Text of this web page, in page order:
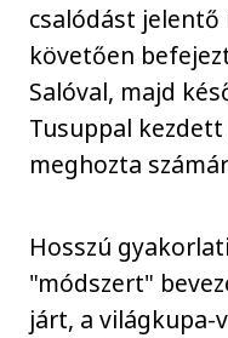
csalódást jelentő
követően
Salóval, majd
Tusuppal
meghozta
Hosszú
"módszert"
járt, a világkupa-